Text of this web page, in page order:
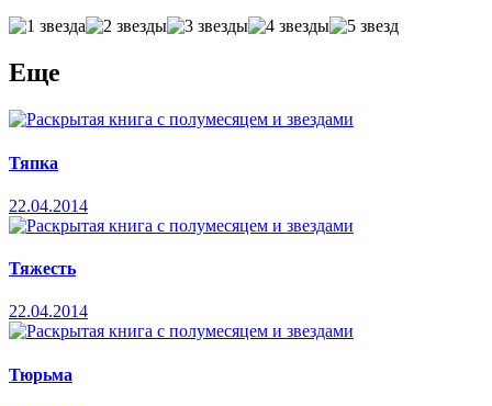
Еще
Тяпка
22.04.2014
Тяжесть
22.04.2014
Тюрьма